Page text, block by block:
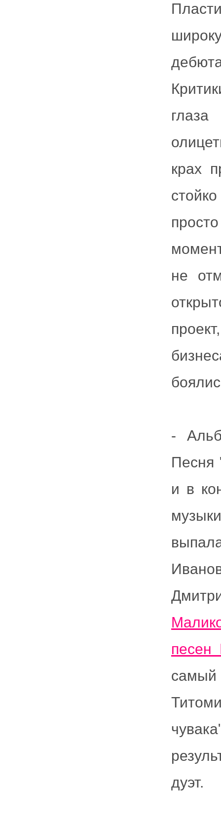
крах
не
-
Песня
и в
песен
самый
дуэт.